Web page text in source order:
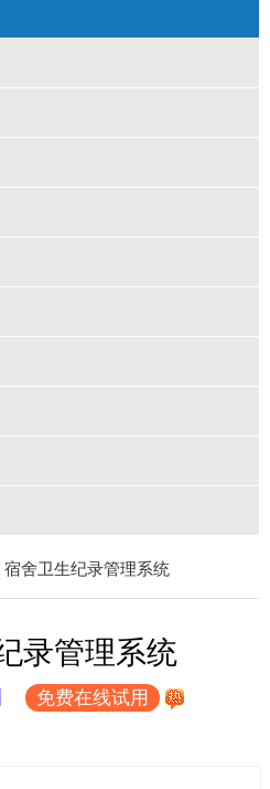
宿舍卫生纪录管理系统
录管理系统
免费在线试用